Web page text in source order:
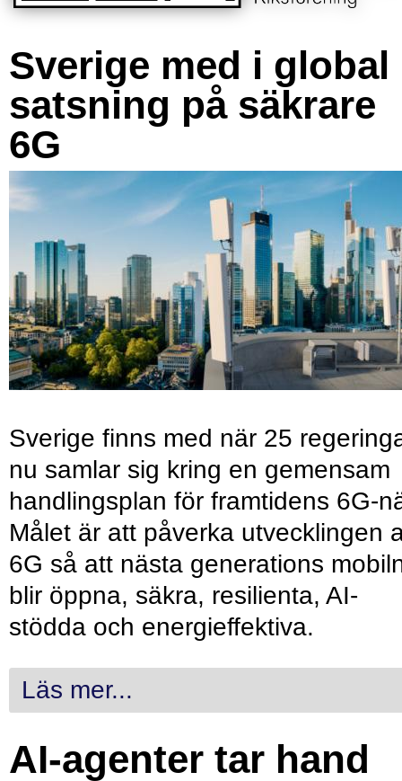
Sverige med i global
satsning på säkrare
6G
Sverige finns med när 25
nu samlar sig kring en gemensam
handlingsplan för framtidens 6G-
Målet är att påverka utvecklingen
6G så att nästa generations
blir öppna, säkra, resilienta, AI-
stödda och energieffektiva.
Läs mer...
AI-agenter tar hand